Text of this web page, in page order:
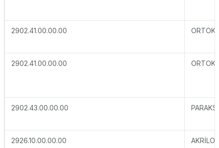
2902.41.00.00.00
2902.41.00.00.00
2902.43.00.00.00
2926.10.00.00.00